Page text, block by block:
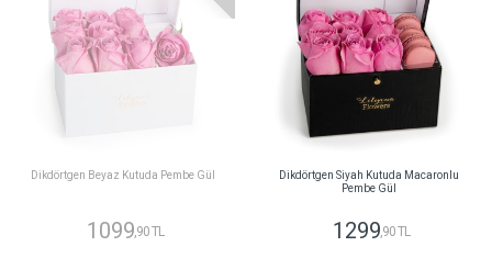
Dikdörtgen Beyaz Kutuda Pembe Gül
1099,90 TL
Dikdörtgen Siyah Kutuda Macaronlu
Pembe Gül
1299,90 TL